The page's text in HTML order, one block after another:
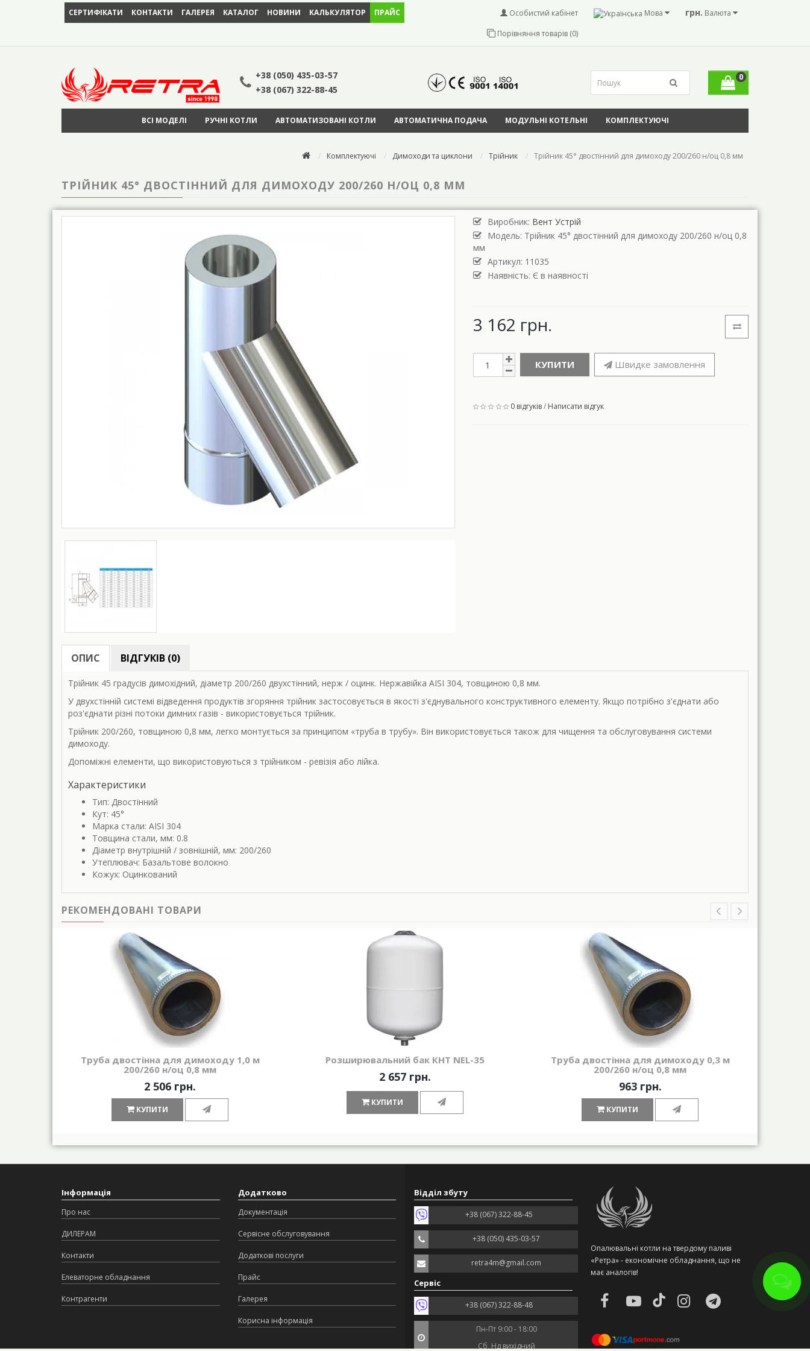
СЕРТИФІКАТИ КОНТАКТИ ГАЛЕРЕЯ КАТАЛОГ НОВИНИ КАЛЬКУЛЯТОР ПРАЙС грн. Валюта
Мова
Особистий кабінет
Порівняння товарів (0)
+38 (050) 435-03-57
+38 (067) 322-88-45
0
ВСІ МОДЕЛІ РУЧНІ КОТЛИ АВТОМАТИЗОВАНІ КОТЛИ АВТОМАТИЧНА ПОДАЧА МОДУЛЬНІ КОТЕЛЬНІ КОМПЛЕКТУЮЧІ
Комплектуючі Димоходи та циклони Трійник Трійник 45° двостінний для димоходу 200/260 н/оц 0,8 мм
ТРІЙНИК 45° ДВОСТІННИЙ ДЛЯ ДИМОХОДУ 200/260 Н/ОЦ 0,8 ММ
Виробник: Вент Устрій
Модель: Трійник 45° двостінний для димоходу 200/260 н/оц 0,8
мм
Артикул: 11035
Наявність: Є в наявності
3 162 грн.
КУПИТИ Швидке замовлення
0 відгуків/ Написати відгук
ОПИС ВІДГУКІВ (0)
Трійник 45 градусів димохідний, діаметр 200/260 двухстінний, нерж / оцинк. Нержавійка AISI 304, товщиною 0,8 мм.
У двухстінній системі відведення продуктів згоряння трійник застосовується в якості з'єднувального конструктивного елементу. Якщо потрібно з'єднати або
роз'єднати різні потоки димних газів - використовується трійник.
Трійник 200/260, товщиною 0,8 мм, легко монтується за принципом «труба в трубу». Він використовується також для чищення та обслуговування системи
димоходу.
Допоміжні елементи, що використовуються з трійником - ревізія або лійка.
Характеристики
Тип: Двостінний
Кут: 45°
Марка стали: AISI 304
Товщина стали, мм: 0.8
Діаметр внутрішній / зовнішній, мм: 200/260
Утеплювач: Базальтове волокно
Кожух: Оцинкований
РЕКОМЕНДОВАНІ ТОВАРИ
Труба двостінна для димоходу 1,0 м
200/260 н/оц 0,8 мм
2 506 грн.
КУПИТИ
Розширювальний бак КНТ NEL-35
2 657 грн.
КУПИТИ
Труба двостінна для димоходу 0,3 м
200/260 н/оц 0,8 мм
963 грн.
КУПИТИ
Інформація
Про нас
ДИЛЕРАМ
Контакти
Елеваторне обладнання
Контрагенти
Додатково
Документація
Сервісне обслуговування
Додаткові послуги
Прайс
Галерея
Корисна інформація
Відділ збуту
+38 (067) 322-88-45
+38 (050) 435-03-57
retra4m@gmail.com
Сервіс
+38 (067) 322-88-48
Пн-Пт 9:00 - 18:00
Сб, Нд вихідний
Опалювальні котли на твердому паливі
«Ретра» - економічне обладнання, що не
має аналогів!